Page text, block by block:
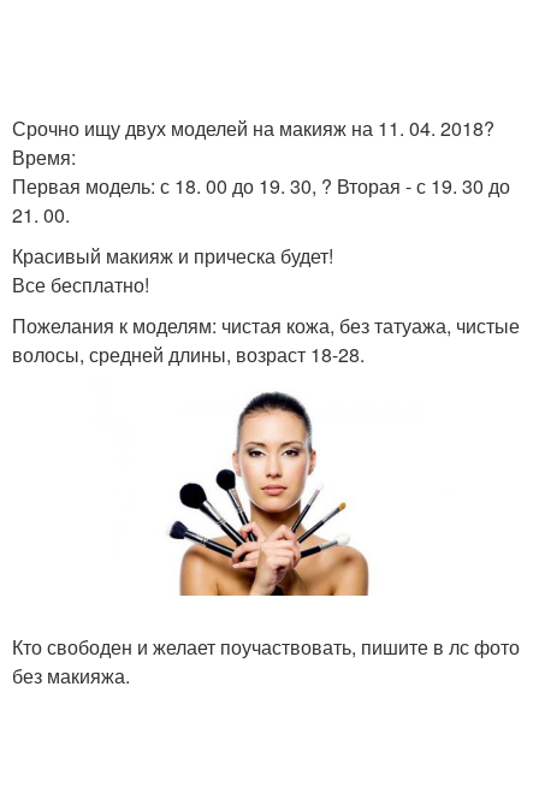
Срочно ищу двух моделей на макияж на 11. 04. 2018?
Время:
Первая модель: с 18. 00 до 19. 30, ? Вторая - с 19. 30 до
21. 00.
Красивый макияж и прическа будет!
Все бесплатно!
Пожелания к моделям: чистая кожа, без татуажа, чистые
волосы, средней длины, возраст 18-28.
Кто свободен и желает поучаствовать, пишите в лс фото
без макияжа.